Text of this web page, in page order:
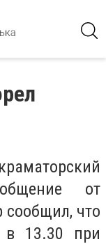
от
что
в 13.30 при